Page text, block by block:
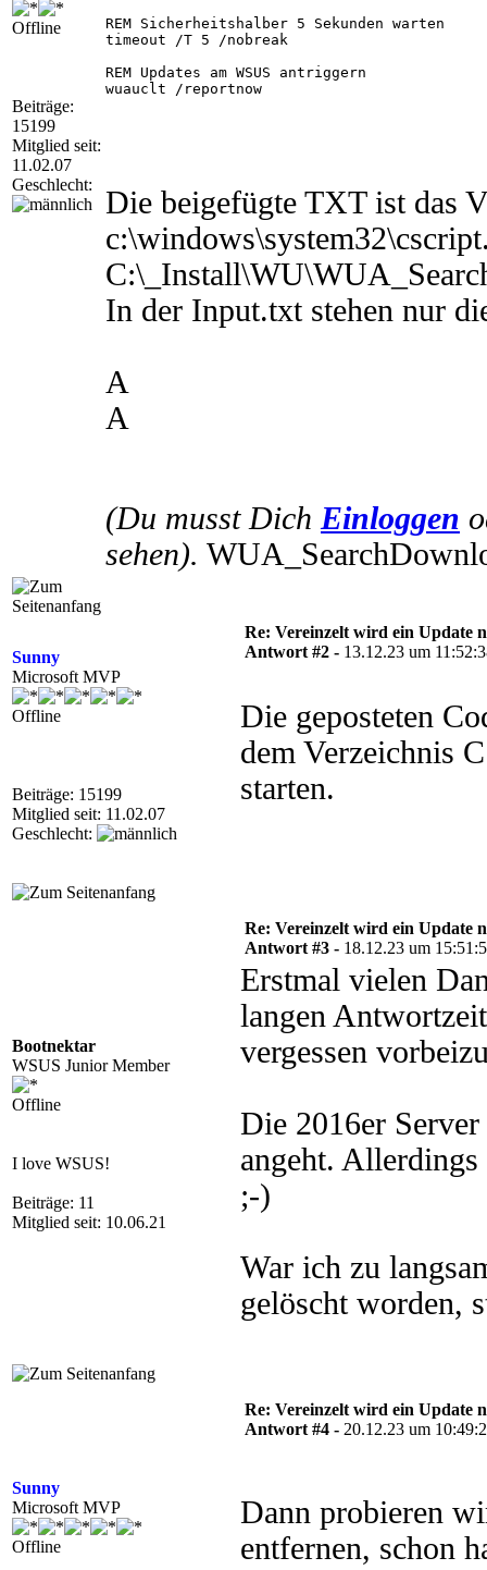
Offline
Beiträge:
15199
Mitglied seit:
11.02.07
Geschlecht:
REM Sicherheitshalber 5 Sekunden warten
timeout /T 5 /nobreak
REM Updates am WSUS antriggern
wuauclt /reportnow
REM Das eigentliche Script starten
c:\windows\system32\cscript.exe /nologo
REM Zum Schluß wieder aktivieren
Die beigefügte TXT ist das
In der Input.txt stehen nur
A
A
(Du musst Dich Einloggen
sehen).
Sunny
Microsoft MVP
Offline
Beiträge: 15199
Mitglied seit: 11.02.07
Geschlecht:
Re: Vereinzelt wird ein Update
Antwort #2 - 13.12.23 um
Die geposteten
dem Verzeichnis
starten.
Bootnektar
WSUS Junior Member
Offline
I love WSUS!
Beiträge: 11
Mitglied seit: 10.06.21
Re: Vereinzelt wird ein Update
Antwort #3 - 18.12.23 um
Erstmal vielen
langen
vergessen
Die 2016er Server
angeht. Allerdings
;-)
War ich zu
gelöscht worden,
Sunny
Microsoft MVP
Offline
Re: Vereinzelt wird ein Update
Antwort #4 - 20.12.23 um
Dann probieren
entfernen, schon